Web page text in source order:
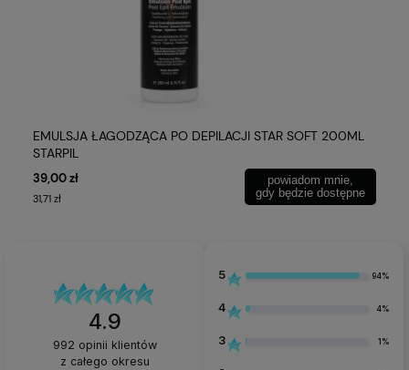
EMULSJA ŁAGODZĄCA PO DEPILACJI STAR SOFT 200ML
STARPIL
39,00 zł
31,71 zł
powiadom mnie,
gdy będzie dostępne
4.9
992 opinii klientów
z całego okresu
5 94%
4 4%
3 1%